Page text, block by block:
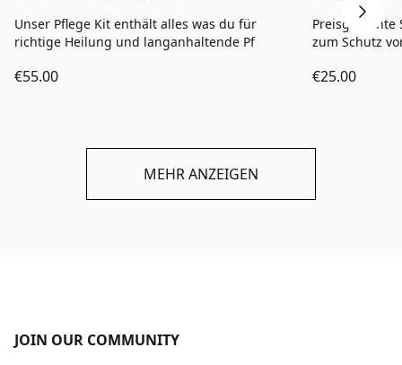
Unser Pflege Kit enthält alles was du für
richtige Heilung und langanhaltende Pf
€55.00
Preisgekrönte
zum Schutz
€25.00
MEHR ANZEIGEN
Footer
JOIN OUR COMMUNITY